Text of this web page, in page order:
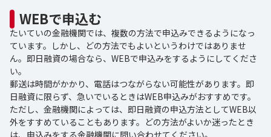
WEBで申込む
たいていの金融機関では、複数の方法で申込みできるようになっ
ています。しかし、どの方法でもよいというわけではありませ
ん。即日融資の場合なら、WEBで申込みをするようにしてくださ
い。
郵送は時間がかかり、電話はつながらない可能性があります。即
日融資に限らず、急いでいるときはWEB申込みがおすすめです。
ただし、金融機関によっては、即日融資の申込方法としてWEB以
外をすすめていることもあります。どの方法がよいか迷ったとき